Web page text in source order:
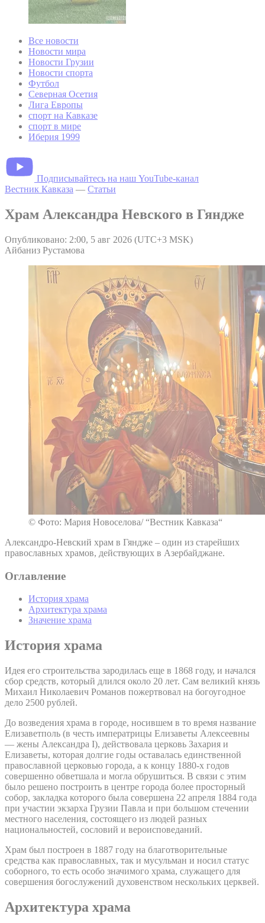
Все новости
Новости мира
Новости Грузии
Новости спорта
Футбол
Северная Осетия
Лига Европы
спорт на Кавказе
спорт в мире
Иберия 1999
Подписывайтесь на наш YouTube-канал
Вестник Кавказа — Статьи
Храм Александра Невского в Гяндже
Опубликовано: 2:00, 5 авг 2026 (UTC+3 MSK)
Айбаниз Рустамова
© Фото: Мария Новоселова/ “Вестник Кавказа“
Александро-Невский храм в Гяндже – один из старейших
православных храмов, действующих в Азербайджане.
Оглавление
История храма
Архитектура храма
Значение храма
История храма
Идея его строительства зародилась еще в 1868 году, и начался
сбор средств, который длился около 20 лет. Сам великий князь
Михаил Николаевич Романов пожертвовал на богоугодное
дело 2500 рублей.
До возведения храма в городе, носившем в то время название
Елизаветполь (в честь императрицы Елизаветы Алексеевны
— жены Александра I), действовала церковь Захария и
Елизаветы, которая долгие годы оставалась единственной
православной церковью города, а к концу 1880-х годов
совершенно обветшала и могла обрушиться. В связи с этим
было решено построить в центре города более просторный
собор, закладка которого была совершена 22 апреля 1884 года
при участии экзарха Грузии Павла и при большом стечении
местного населения, состоящего из людей разных
национальностей, сословий и вероисповеданий.
Храм был построен в 1887 году на благотворительные
средства как православных, так и мусульман и носил статус
соборного, то есть особо значимого храма, служащего для
совершения богослужений духовенством нескольких церквей.
Архитектура храма